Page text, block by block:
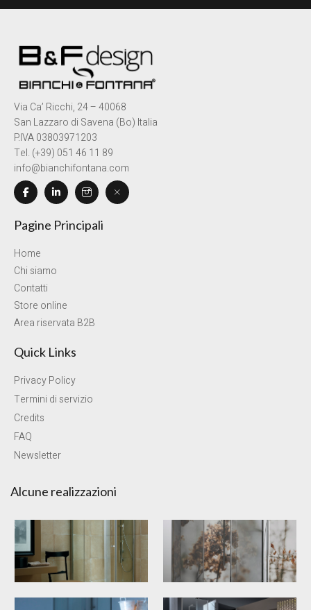
Via Ca’ Ricchi, 24 – 40068
San Lazzaro di Savena (Bo) Italia
P.IVA 03803971203
Tel. (+39) 051 46 11 89
info@bianchifontana.com
Pagine Principali
Home
Chi siamo
Contatti
Store online
Area riservata B2B
Quick Links
Privacy Policy
Termini di servizio
Credits
FAQ
Newsletter
Alcune realizzazioni